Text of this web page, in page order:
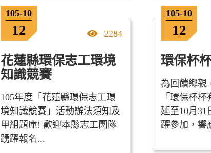
105-10
12 點擊率
2284
花蓮縣環保志工環境
知識競賽
105年度「花蓮縣環保志工環
境知識競賽」活動辦法須知及
甲組題庫! 歡迎本縣志工團隊
踴躍報名...
105-10
12
環保杯
為回饋鄉親
「環保杯
延至10月31
躍參加，響